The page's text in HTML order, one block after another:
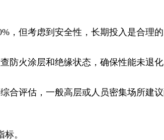
，但考虑到安全性，长期投入是合理的
防火涂层和绝缘状态，确保性能未退化
合评估，一般高层或人员密集场所建议
。